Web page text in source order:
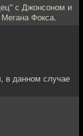
с Джонсоном и
Фокса.
в данном случае